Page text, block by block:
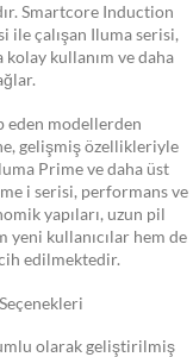
Smartcore Induction
ile çalışan Iluma serisi,
kolay kullanım ve daha
eden modellerden
gelişmiş özellikleriyle
Prime ve daha üst
i serisi, performans ve
yapıları, uzun pil
yeni kullanıcılar hem de
edilmektedir.
olarak geliştirilmiş